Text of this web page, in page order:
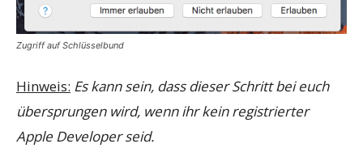
Zugriff auf Schlüsselbund
Hinweis: Es kann sein, dass dieser Schritt bei euch
übersprungen wird, wenn ihr kein registrierter
Apple Developer seid.